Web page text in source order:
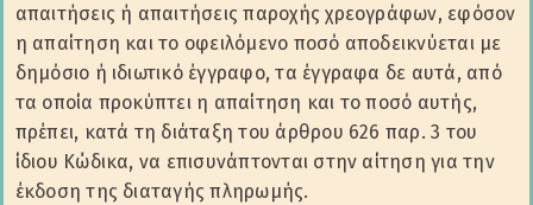
απαιτήσεις ή απαιτήσεις παροχής χρεογράφων, εφόσον
η απαίτηση και το οφειλόμενο ποσό αποδεικνύεται με
δημόσιο ή ιδιωτικό έγγραφο, τα έγγραφα δε αυτά, από
τα οποία προκύπτει η απαίτηση και το ποσό αυτής,
πρέπει, κατά τη διάταξη του άρθρου 626 παρ. 3 του
ίδιου Κώδικα, να επισυνάπτονται στην αίτηση για την
έκδοση της διαταγής πληρωμής.